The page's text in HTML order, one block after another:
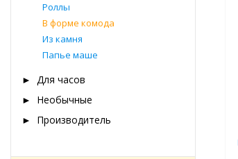
Роллы
В форме комода
Из камня
Папье маше
► Для часов
►
Необычные
►
Производитель